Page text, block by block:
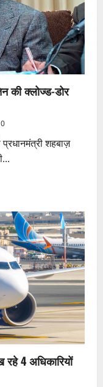
की क्लोज्ड-डोर
0
प्रधानमंत्री शहबाज़
4 अधिकारियों